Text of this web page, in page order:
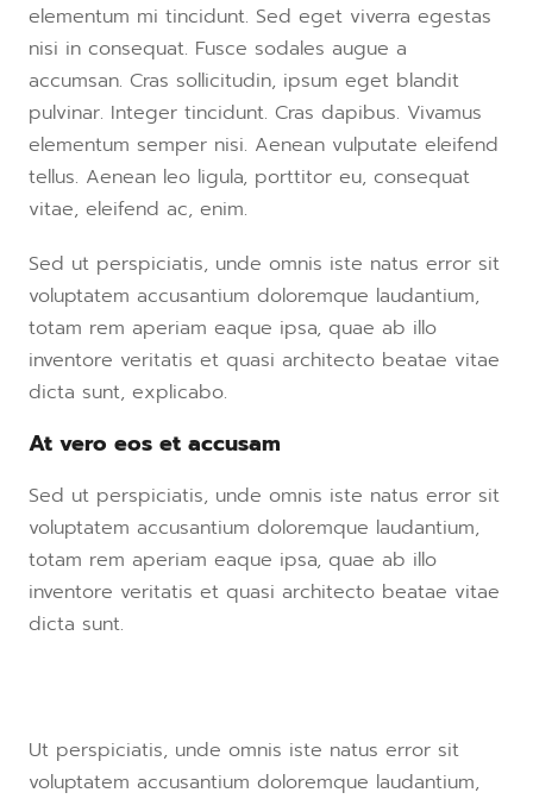
elementum mi tincidunt. Sed eget viverra egestas
nisi in consequat. Fusce sodales augue a
accumsan. Cras sollicitudin, ipsum eget blandit
pulvinar. Integer tincidunt. Cras dapibus. Vivamus
elementum semper nisi. Aenean vulputate eleifend
tellus. Aenean leo ligula, porttitor eu, consequat
vitae, eleifend ac, enim.
Sed ut perspiciatis, unde omnis iste natus error sit
voluptatem accusantium doloremque laudantium,
totam rem aperiam eaque ipsa, quae ab illo
inventore veritatis et quasi architecto beatae vitae
dicta sunt, explicabo.
At vero eos et accusam
Sed ut perspiciatis, unde omnis iste natus error sit
voluptatem accusantium doloremque laudantium,
totam rem aperiam eaque ipsa, quae ab illo
inventore veritatis et quasi architecto beatae vitae
dicta sunt.
Ut perspiciatis, unde omnis iste natus error sit
voluptatem accusantium doloremque laudantium,